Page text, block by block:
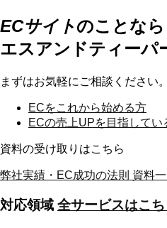
ECサイトのことなら
エスアンドティーパ
まずはお気軽にご相談ください。
ECをこれから始める方
ECの売上UPを目指してい
資料の受け取りはこちら
弊社実績・EC成功の法則 資料
対応領域 全サービスはこち